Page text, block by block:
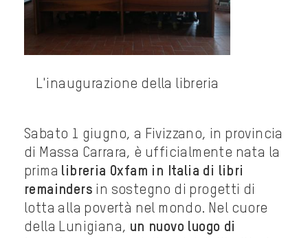
L'inaugurazione della libreria
Sabato 1 giugno, a Fivizzano, in provincia
di Massa Carrara, è ufficialmente nata la
prima libreria Oxfam in Italia di libri
remainders in sostegno di progetti di
lotta alla povertà nel mondo. Nel cuore
della Lunigiana, un nuovo luogo di